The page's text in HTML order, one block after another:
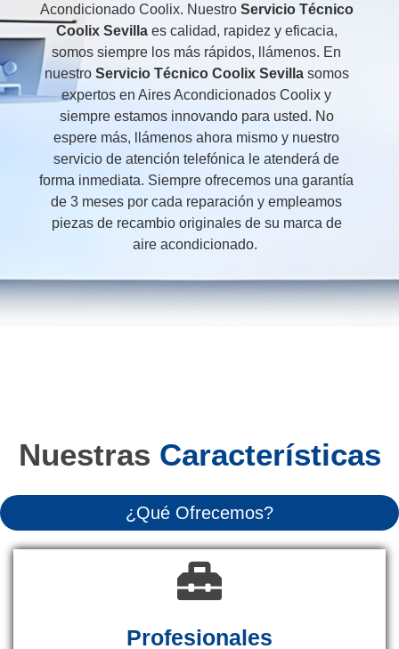
Acondicionado Coolix. Nuestro Servicio Técnico
Coolix Sevillaes calidad, rapidez y eficacia,
somos siempre los más rápidos, llámenos. En
nuestro Servicio Técnico Coolix Sevillasomos
expertos en Aires Acondicionados Coolix y
siempre estamos innovando para usted. No
espere más, llámenos ahora mismo y nuestro
servicio de atención telefónica le atenderá de
forma inmediata. Siempre ofrecemos una garantía
de 3 meses por cada reparación y empleamos
piezas de recambio originales de su marca de
aire acondicionado.
Nuestras Características
¿Qué Ofrecemos?
Profesionales